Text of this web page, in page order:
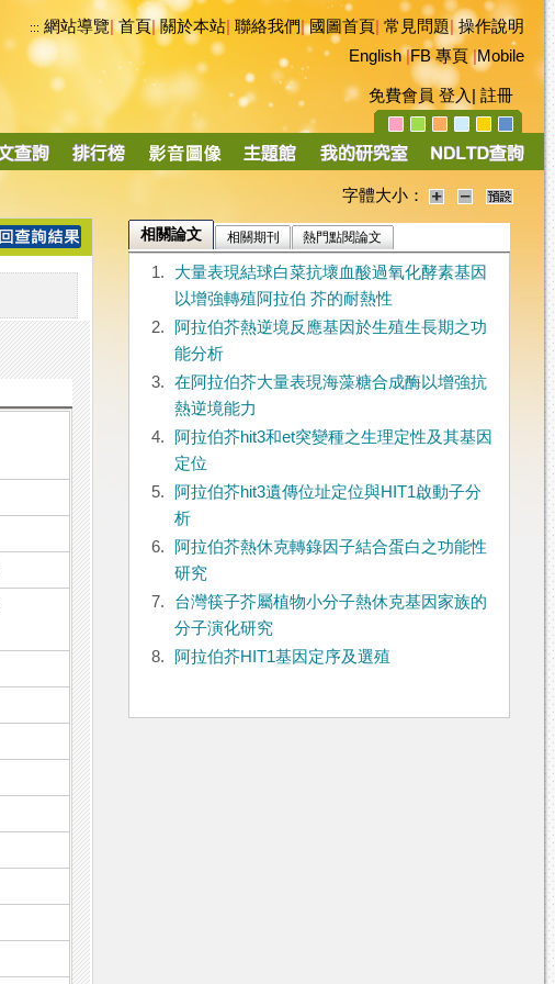
::: 網站導覽|首頁|關於本站 聯絡我們|國圖首頁 常見問題|操作說明
English|FB 專頁|Mobile
免費會員 登入 註冊
字體大小：
相關論文 相關期刊 熱門點閱論文
1.
大量表現結球白菜抗壞血酸過氧化酵素基因
以增強轉殖阿拉伯 芥的耐熱性
2.
阿拉伯芥熱逆境反應基因於生殖生長期之功
能分析
3.
在阿拉伯芥大量表現海藻糖合成酶以增強抗
熱逆境能力
4.
阿拉伯芥hit3和et突變種之生理定性及其基因
定位
5.
阿拉伯芥hit3遺傳位址定位與HIT1啟動子分
析
6.
阿拉伯芥熱休克轉錄因子結合蛋白之功能性
研究
7.
台灣筷子芥屬植物小分子熱休克基因家族的
分子演化研究
8.
阿拉伯芥HIT1基因定序及選殖